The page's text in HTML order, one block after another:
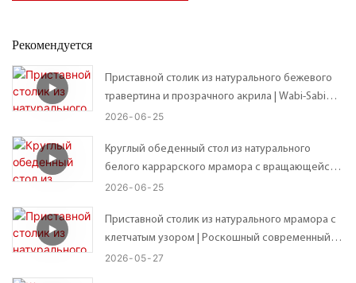
Рекомендуется
Приставной столик из натурального бежевого
травертина и прозрачного акрила | Wabi-Sabi
Custom Organic Неправильной формы
размеры
2026 06 25
Круглый обеденный стол из натурального
белого каррарского мрамора с вращающейся
подставкой Lazy Susan.
2026 06 25
Приставной столик из натурального мрамора с
клетчатым узором | Роскошный современный
приставной столик – 41*41*В56 см
2026 05 27